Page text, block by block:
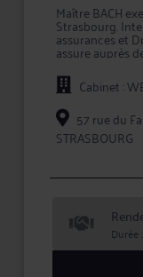
Maître BACH
Strasbourg.
assurances et
assure auprès
représentation
Pour toute
compétence,
vous assiste en
pour défendre
d'une
votre dossier
Cabinet :
57 rue du
STRASBOURG
Durée